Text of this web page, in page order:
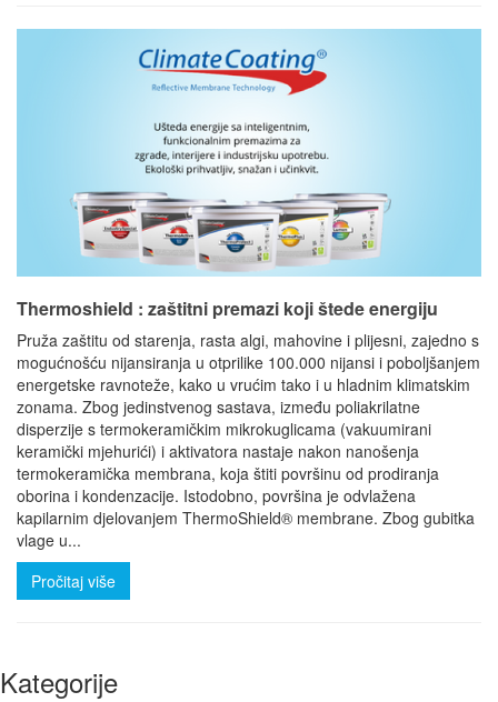
Thermoshield : zaštitni premazi koji štede energiju
Pruža zaštitu od starenja, rasta algi, mahovine i plijesni, zajedno s
mogućnošću nijansiranja u otprilike 100.000 nijansi i poboljšanjem
energetske ravnoteže, kako u vrućim tako i u hladnim klimatskim
zonama. Zbog jedinstvenog sastava, između poliakrilatne
disperzije s termokeramičkim mikrokuglicama (vakuumirani
keramički mjehurići) i aktivatora nastaje nakon nanošenja
termokeramička membrana, koja štiti površinu od prodiranja
oborina i kondenzacije. Istodobno, površina je odvlažena
kapilarnim djelovanjem ThermoShield® membrane. Zbog gubitka
vlage u...
Pročitaj više
Kategorije